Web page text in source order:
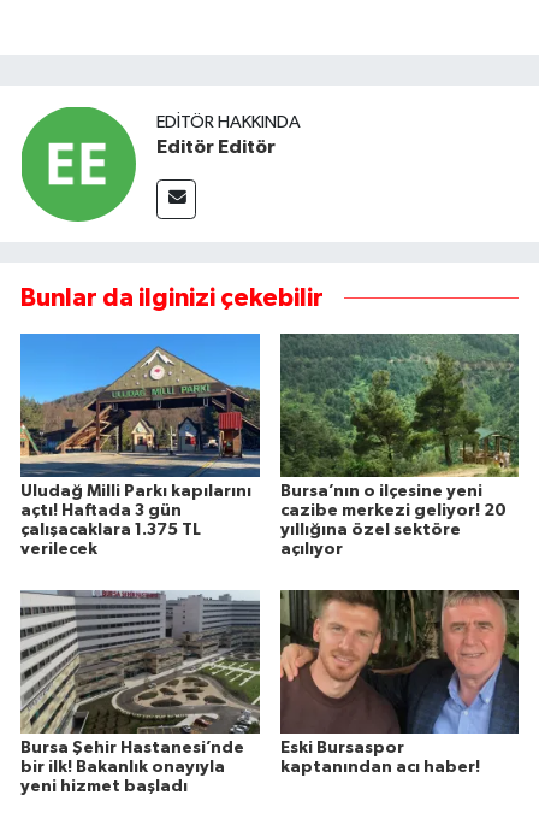
EDITÖR HAKKINDA
Editör Editör
Bunlar da ilginizi çekebilir
Uludağ Milli Parkı kapılarını
açtı! Haftada 3 gün
çalışacaklara 1.375 TL
verilecek
Bursa’nın o ilçesine yeni
cazibe merkezi geliyor! 20
yıllığına özel sektöre
açılıyor
Bursa Şehir Hastanesi’nde
bir ilk! Bakanlık onayıyla
yeni hizmet başladı
Eski Bursaspor
kaptanından acı haber!